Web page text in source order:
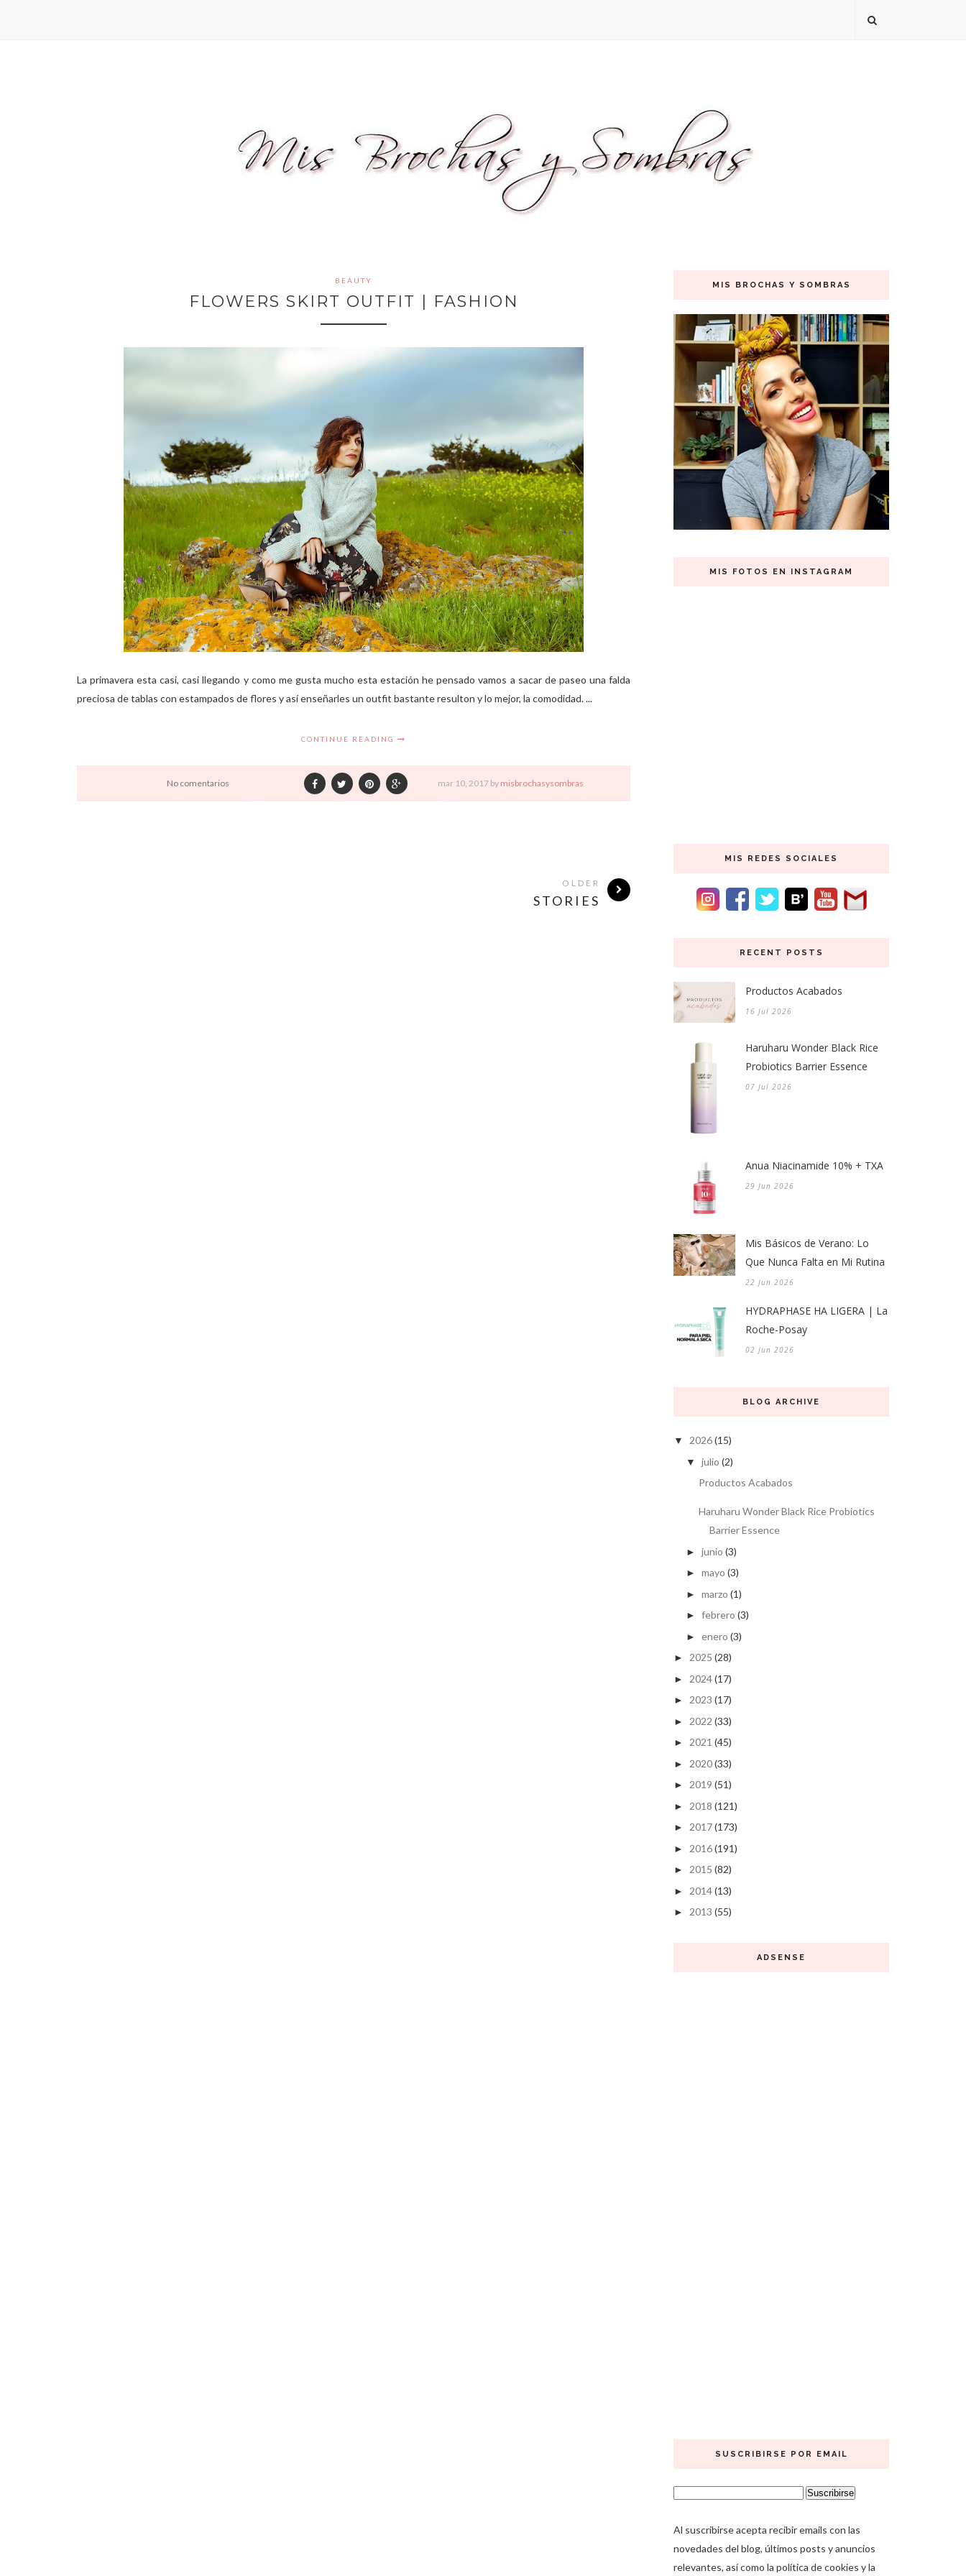
BEAUTY
FLOWERS SKIRT OUTFIT | FASHION
La primavera esta casi, casi llegando y como me gusta mucho esta estación he pensado vamos a sacar de paseo una falda
preciosa de tablas con estampados de flores y así enseñarles un outfit bastante resulton y lo mejor, la comodidad. ...
CONTINUE READING
No comentarios mar 10, 2017 by misbrochasysombras
OLDER
STORIES
MIS BROCHAS Y SOMBRAS
MIS FOTOS EN INSTAGRAM
MIS REDES SOCIALES
RECENT POSTS
Productos Acabados
16 Jul 2026
Haruharu Wonder Black Rice
Probiotics Barrier Essence
07 Jul 2026
Anua Niacinamide 10% + TXA
29 Jun 2026
Mis Básicos de Verano: Lo
Que Nunca Falta en Mi Rutina
22 Jun 2026
HYDRAPHASE HA LIGERA | La
Roche-Posay
02 Jun 2026
BLOG ARCHIVE
▼ 2026(15)
▼ julio (2)
Productos Acabados
Haruharu Wonder Black Rice Probiotics
Barrier Essence
► junio (3)
► mayo (3)
► marzo (1)
► febrero (3)
► enero (3)
► 2025 (28)
► 2024(17)
► 2023 (17)
► 2022 (33)
► 2021 (45)
► 2020(33)
► 2019 (51)
► 2018 (121)
► 2017(173)
► 2016(191)
► 2015 (82)
► 2014(13)
► 2013 (55)
ADSENSE
SUSCRIBIRSE POR EMAIL
Al suscribirse acepta recibir emails con las
novedades del blog, últimos posts y anuncios
relevantes, así como la política de cookies y la